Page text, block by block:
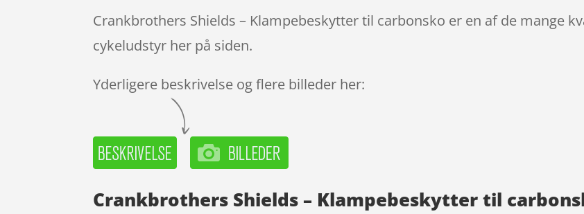
mmelser
Crankbrothers Shields – Klampebeskytter til carbonsko er en af de mange
cykeludstyr her på siden.
Yderligere beskrivelse og flere billeder her:
Crankbrothers Shields – Klampebeskytter til